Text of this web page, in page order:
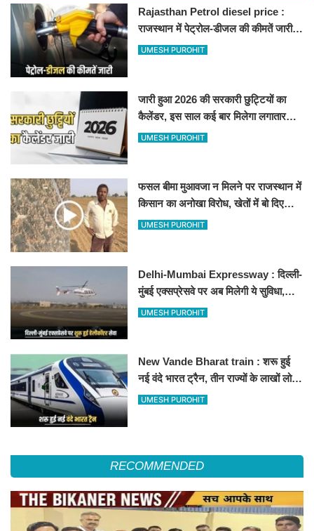
Rajasthan Petrol diesel price :
राजस्थान में पेट्रोल-डीजल की कीमतें जारी,
जानिए बीकानेर समेत पुरे प्रदेश में नए रेट
UMESH PUROHIT
जारी हुआ 2026 की सरकारी छुट्टियों का
कैलेंडर, इस साल कई बार मिलेगा लगातार
अवकाश, देखें
UMESH PUROHIT
फसल बीमा मुआवजा न मिलने पर राजस्थान में
किसान का अनोखा विरोध, खेतों में बो दिए
500-500 रुपए के नोट, वीडियो वायरल
UMESH PUROHIT
Delhi-Mumbai Expressway : दिल्ली-
मुंबई एक्सप्रेसवे पर अब मिलेगी ये सुविधा,
हेलीकॉप्टर सर्विस से तुरंत घायल पहुंचेगा
UMESH PUROHIT
New Vande Bharat train : शरू हुई
नई वंदे भारत ट्रैन, तीन राज्यों के लाखों लोगों
का सफर होगा आसान, देखें पूरा रूटमैप
UMESH PUROHIT
RECOMMENDED